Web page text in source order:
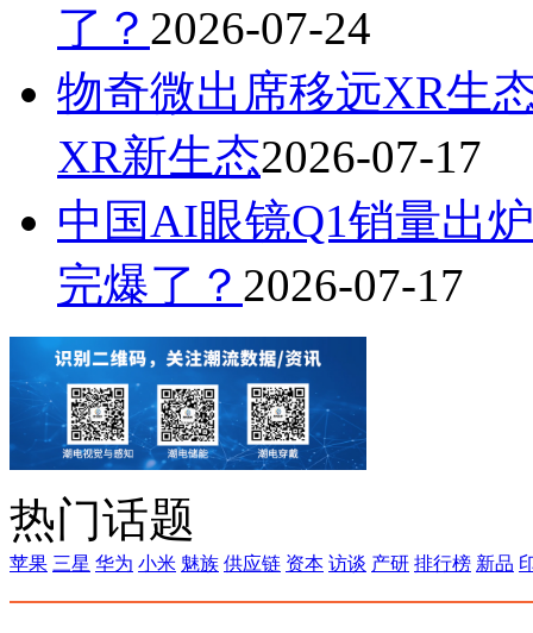
了？ 2026-07-24
物奇微出席移远XR生
XR新生态2026-07-17
中国AI眼镜Q1销量出
完爆了？ 2026-07-17
热门话题
苹果 三星 华为 小米 魅族 供应链 资本 访谈 产研 排行榜 新品